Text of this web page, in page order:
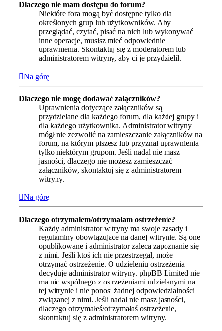
Dlaczego nie mam dostępu do forum?
Niektóre fora mogą być dostępne tylko dla
określonych grup lub użytkowników. Aby
przeglądać, czytać, pisać na nich lub wykonywać
inne operacje, musisz mieć odpowiednie
uprawnienia. Skontaktuj się z moderatorem lub
administratorem witryny, aby ci je przydzielił.
Na górę
Dlaczego nie mogę dodawać załączników?
Uprawnienia dotyczące załączników są
przydzielane dla każdego forum, dla każdej grupy i
dla każdego użytkownika. Administrator witryny
mógł nie zezwolić na zamieszczanie załączników na
forum, na którym piszesz lub przyznał uprawnienia
tylko niektórym grupom. Jeśli nadal nie masz
jasności, dlaczego nie możesz zamieszczać
załączników, skontaktuj się z administratorem
witryny.
Na górę
Dlaczego otrzymałem/otrzymałam ostrzeżenie?
Każdy administrator witryny ma swoje zasady i
regulaminy obowiązujące na danej witrynie. Są one
opublikowane i administrator zaleca zapoznanie się
z nimi. Jeśli ktoś ich nie przestrzegał, może
otrzymać ostrzeżenie. O udzieleniu ostrzeżenia
decyduje administrator witryny. phpBB Limited nie
ma nic wspólnego z ostrzeżeniami udzielanymi na
tej witrynie i nie ponosi żadnej odpowiedzialności
związanej z nimi. Jeśli nadal nie masz jasności,
dlaczego otrzymałeś/otrzymałaś ostrzeżenie,
skontaktuj się z administratorem witryny.